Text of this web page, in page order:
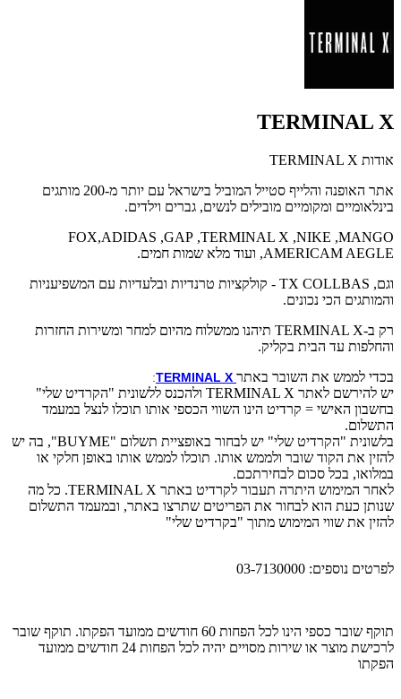
TERMINAL X
אודות TERMINAL X
אתר האופנה והלייף סטייל המוביל בישראל עם יותר מ-200 מותגים
בינלאומיים ומקומיים מובילים לנשים, גברים וילדים.
MANGO
,
NIKE
,
TERMINAL X
,
GAP
,
ADIDAS
,
FOX
,AMERICAM AEGLE ועוד מלא שמות חמים.
וגם, TX COLLBAS - קולקציות טרנדיות ובלעדיות עם המשפיעניות
והמותגים הכי נכונים.
רק ב-TERMINAL X תיהנו ממשלוח מהיום למחר ומשירות החזרות
והחלפות עד הבית בקליק.
בכדי לממש את השובר באתר TERMINAL X
:
יש להירשם לאתר TERMINAL X ולהכנס ללשונית
"הקרדיט שלי"
בחשבון האישי = קרדיט הינו השווי הכספי אותו תוכלו לנצל במעמד
התשלום.
בלשונית "הקרדיט שלי" יש לבחור באופציית תשלום "BUYME", בה יש
להזין את הקוד שובר ולממש אותו. תוכלו לממש אותו באופן חלקי או
במלואו, בכל סכום לבחירתכם.
לאחר המימוש היתרה תעבור לקרדיט באתר
. כל מה
שנותן כעת הוא לבחור את הפריטים שתרצו באתר, ובמעמד התשלום
להזין את שווי המימוש מתוך "בקרדיט שלי"
לפרטים נוספים: 03-7130000
תוקף שובר כספי הינו לכל הפחות 60 חודשים ממועד הפקתו. תוקף שובר
לרכישת מוצר או שירות מסויים יהיה לכל הפחות 24 חודשים ממועד
הפקתו